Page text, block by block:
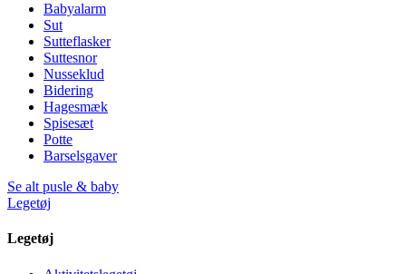
Babyalarm
Sut
Sutteflasker
Suttesnor
Nusseklud
Bidering
Hagesmæk
Spisesæt
Potte
Barselsgaver
Se alt pusle & baby
Legetøj
Legetøj